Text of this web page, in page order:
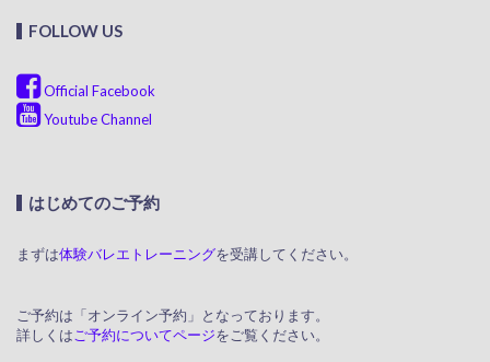
FOLLOW US
Official Facebook
Youtube Channel
はじめてのご予約
まずは体験バレエトレーニングを受講してください。
ご予約は「オンライン予約」となっております。
詳しくはご予約についてページをご覧ください。